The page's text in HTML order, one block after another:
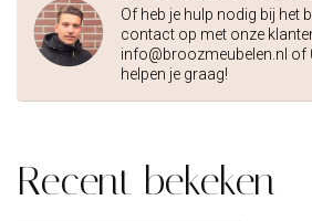
Of heb je hulp nodig bij het
contact op met onze
info@broozmeubelen.nl of
helpen je graag!
Recent bekeken